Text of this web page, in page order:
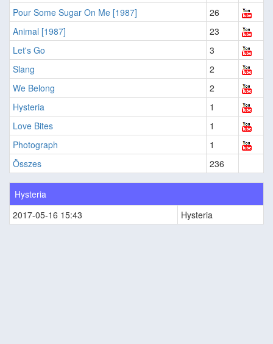
Pour Some Sugar On Me [1987]
26
Animal [1987]
23
Let's Go
3
Slang
2
We Belong
2
Hysteria
1
Love Bites
1
Photograph
1
Összes
236
Hysteria
2017-05-16 15:43
Hysteria